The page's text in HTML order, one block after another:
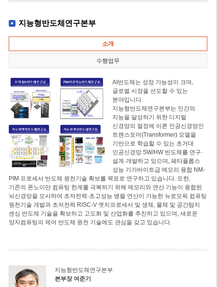
지능형반도체연구본부
소개
수행업무
AI반도체는 성장 가능성이 크며,
글로벌 시장을 선도할 수 있는
분야입니다.
지능형반도체연구본부는 인간의
지능을 달성하기 위한 디지털
신경망의 절정에 이른 인공신경망인
트랜스포머(Transformer) 모델을
기반으로 학습할 수 있는 초거대
인공신경망 SW/HW 반도체를 연구·
설계·개발하고 있으며, 페타플롭스
성능 기가바이트급 메모리 융합 NM-
PIM 프로세서 반도체 원천기술 확보를 목표로 연구하고 있습니다. 또한,
기존의 폰노이만 컴퓨팅 한계를 극복하기 위해 메모리와 연산 기능이 융합된
뇌신경망을 모사하여 초저전력·초고성능 병렬 연산이 가능한 뉴로모픽 컴퓨팅
원천기술 개발과 초저전력 RISC-V 엣지프로세서 및 생체, 물체 및 공간탐지
센싱 반도체 기술을 확보하고 고도화 및 산업화를 추진하고 있으며, 새로운
양자컴퓨팅의 제어 반도체 원천 기술에도 관심을 갖고 있습니다.
지능형반도체연구본부
본부장 여준기